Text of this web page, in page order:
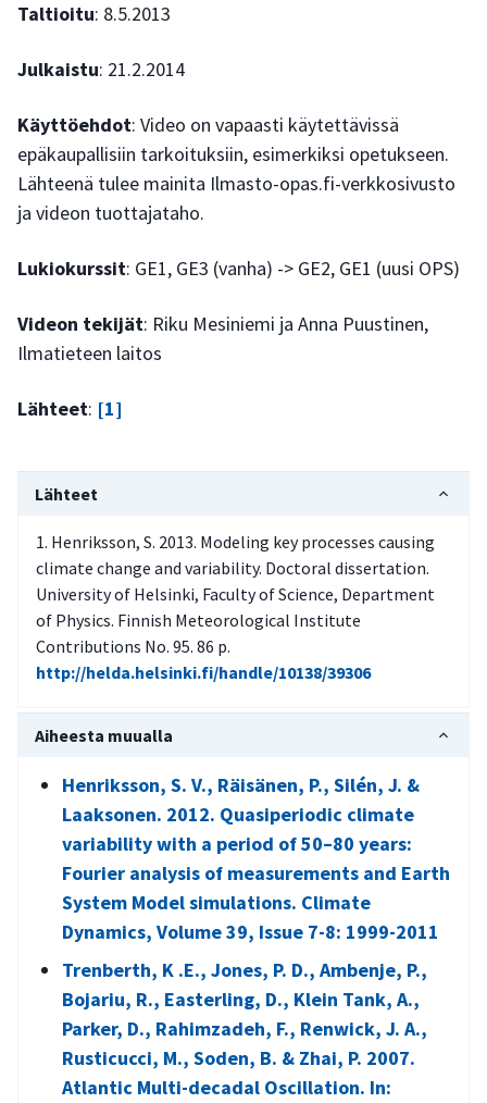
Taltioitu: 8.5.2013
Julkaistu: 21.2.2014
Käyttöehdot: Video on vapaasti käytettävissä
epäkaupallisiin tarkoituksiin, esimerkiksi opetukseen.
Lähteenä tulee mainita Ilmasto-opas.fi-verkkosivusto
ja videon tuottajataho.
Lukiokurssit: GE1, GE3 (vanha) -> GE2, GE1 (uusi OPS)
Videon tekijät: Riku Mesiniemi ja Anna Puustinen,
Ilmatieteen laitos
Lähteet: [1]
Lähteet
Henriksson, S. 2013. Modeling key processes causing
climate change and variability. Doctoral dissertation.
University of Helsinki, Faculty of Science, Department
of Physics. Finnish Meteorological Institute
Contributions No. 95. 86 p.
http://helda.helsinki.fi/handle/10138/39306
Aiheesta muualla
Henriksson, S. V., Räisänen, P., Silén, J. &
Laaksonen. 2012. Quasiperiodic climate
variability with a period of 50–80 years:
Fourier analysis of measurements and Earth
System Model simulations. Climate
Dynamics, Volume 39, Issue 7-8: 1999-2011
Trenberth, K .E., Jones, P. D., Ambenje, P.,
Bojariu, R., Easterling, D., Klein Tank, A.,
Parker, D., Rahimzadeh, F., Renwick, J. A.,
Rusticucci, M., Soden, B. & Zhai, P. 2007.
Atlantic Multi-decadal Oscillation. In: